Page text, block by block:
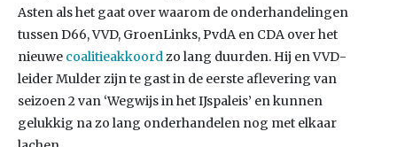
Asten als het gaat over waarom de onderhandelingen
tussen D66, VVD, GroenLinks, PvdA en CDA over het
nieuwe coalitieakkoordzo lang duurden. Hij en VVD-
leider Mulder zijn te gast in de eerste aflevering van
seizoen 2 van ‘Wegwijs in het IJspaleis’ en kunnen
gelukkig na zo lang onderhandelen nog met elkaar